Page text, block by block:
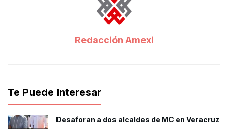
Redacción Amexi
Te Puede Interesar
Desaforan a dos alcaldes de MC en Veracruz